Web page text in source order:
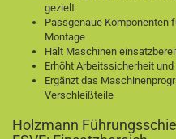
gezielt
Passgenaue Komponenten
Montage
Hält Maschinen
Erhöht Arbeitssicherheit
Ergänzt das
Verschleißteile
Holzmann